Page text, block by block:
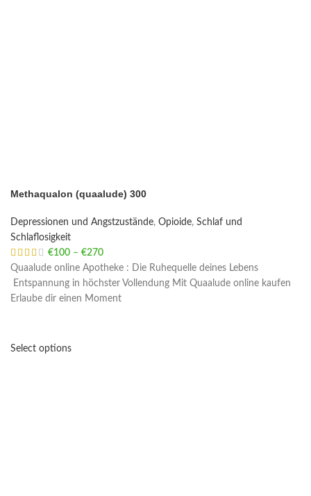
Methaqualon (quaalude) 300
Depressionen und Angstzustände, Opioide, Schlaf und
Schlaflosigkeit
€100 – €270
Quaalude online Apotheke : Die Ruhequelle deines Lebens
Entspannung in höchster Vollendung Mit Quaalude online kaufen
Erlaube dir einen Moment
Select options